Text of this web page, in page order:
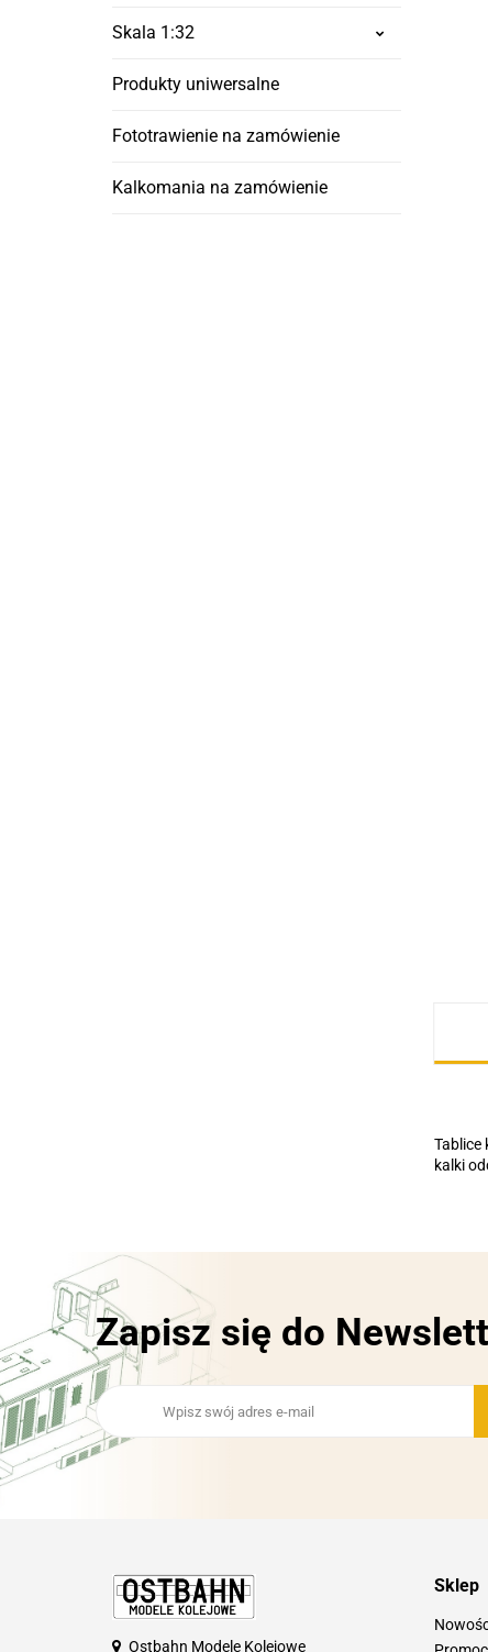
Skala 1:32
Produkty uniwersalne
Fototrawienie na zamówienie
Kalkomania na zamówienie
Tablice
kalki
Zapisz się do
Ostbahn Modele Kolejowe
Sklep